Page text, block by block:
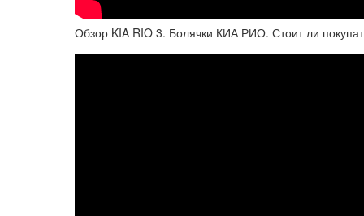
Обзор KIA RIO 3. Болячки КИА РИО. Стоит ли